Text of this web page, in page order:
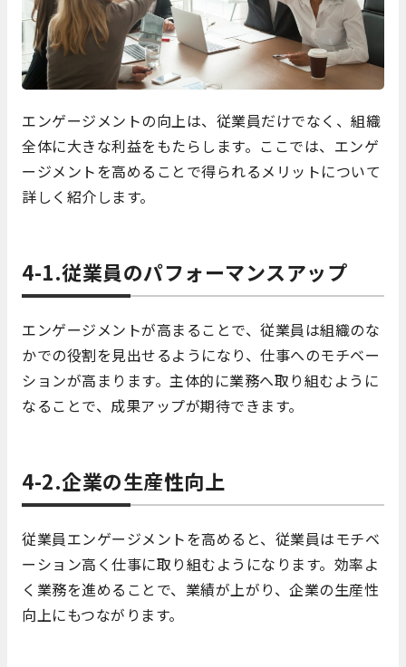
エンゲージメントの向上は、従業員だけでなく、組織
全体に大きな利益をもたらします。ここでは、エンゲ
ージメントを高めることで得られるメリットについて
詳しく紹介します。
4-1.従業員のパフォーマンスアップ
エンゲージメントが高まることで、従業員は組織のな
かでの役割を見出せるようになり、仕事へのモチベー
ションが高まります。主体的に業務へ取り組むように
なることで、成果アップが期待できます。
4-2.企業の生産性向上
従業員エンゲージメントを高めると、従業員はモチベ
ーション高く仕事に取り組むようになります。効率よ
く業務を進めることで、業績が上がり、企業の生産性
向上にもつながります。